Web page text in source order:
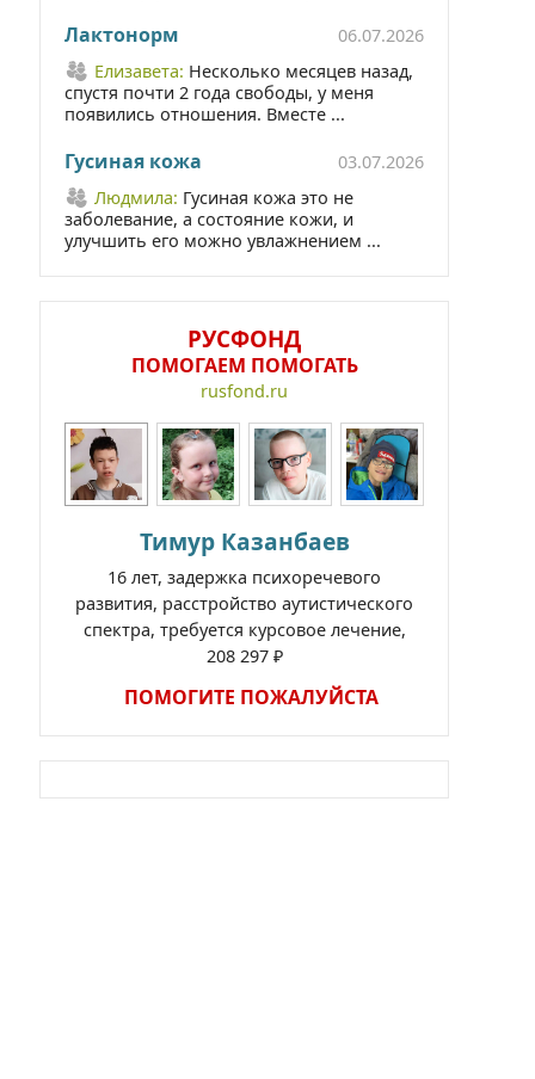
Лактонорм
06.07.2026
Елизавета: Несколько месяцев назад,
спустя почти 2 года свободы, у меня
появились отношения. Вместе ...
Гусиная кожа
03.07.2026
Людмила: Гусиная кожа это не
заболевание, а состояние кожи, и
улучшить его можно увлажнением ...
РУСФОНД
ПОМОГАЕМ ПОМОГАТЬ
rusfond.ru
Тимур Казанбаев
16 лет, задержка психоречевого
развития, расстройство аутистического
спектра, требуется курсовое лечение,
208 297 ₽
ПОМОГИТЕ ПОЖАЛУЙСТА